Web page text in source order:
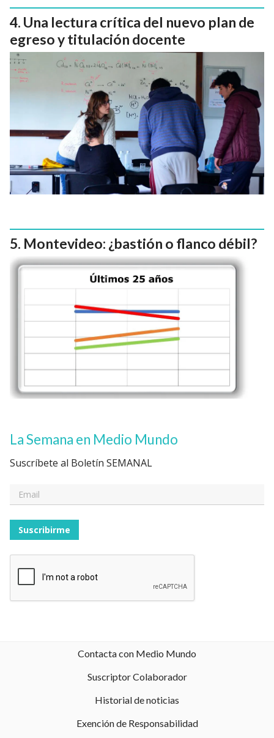
Una lectura crítica del nuevo plan de
egreso y titulación docente
Montevideo: ¿bastión o flanco débil?
La Semana en Medio Mundo
Suscríbete al Boletín SEMANAL
Suscribirme
Contacta con Medio Mundo
Suscriptor Colaborador
Historial de noticias
Exención de Responsabilidad